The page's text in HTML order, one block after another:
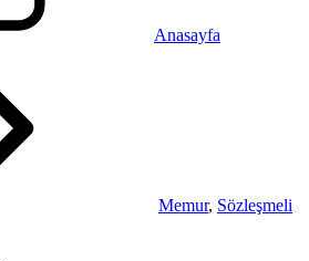
Anasayfa
Memur, Sözleşmeli